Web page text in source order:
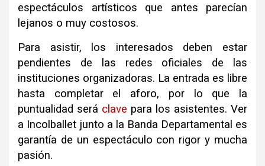
espectáculos artísticos que antes parecían
lejanos o muy costosos.
Para asistir, los interesados deben estar
pendientes de las redes oficiales de las
instituciones organizadoras. La entrada es libre
hasta completar el aforo, por lo que la
puntualidad será clave para los asistentes. Ver
a Incolballet junto a la Banda Departamental es
garantía de un espectáculo con rigor y mucha
pasión.